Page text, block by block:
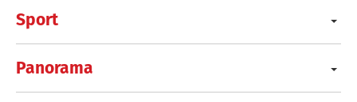
Sport
Panorama